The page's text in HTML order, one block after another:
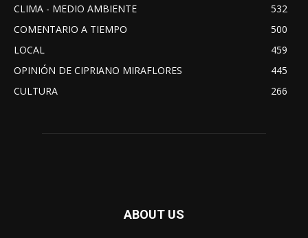
CLIMA - MEDIO AMBIENTE
532
COMENTARIO A TIEMPO
500
LOCAL
459
OPINIÓN DE CIPRIANO MIRAFLORES
445
CULTURA
266
ABOUT US